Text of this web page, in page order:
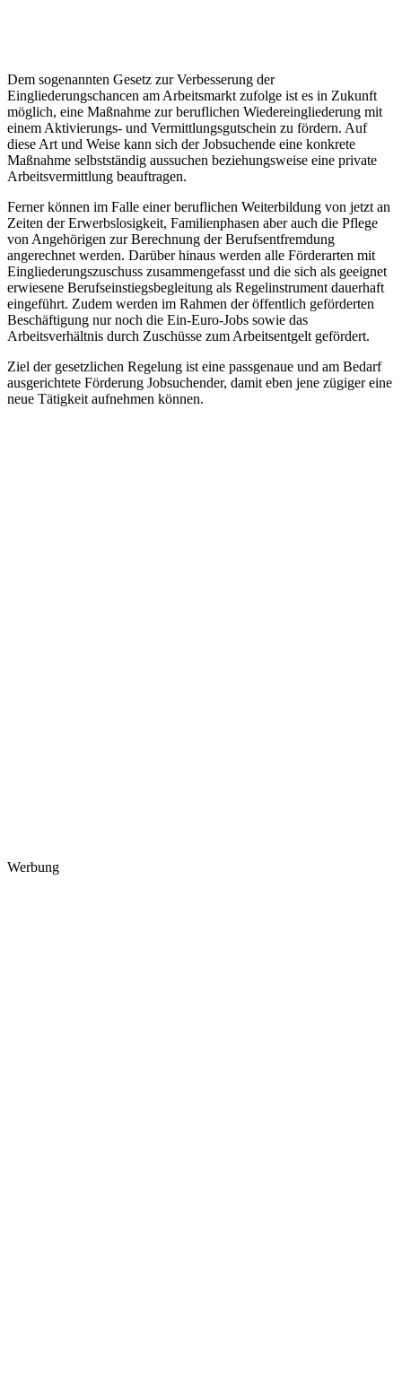
Dem sogenannten Gesetz zur Verbesserung der
Eingliederungschancen am Arbeitsmarkt zufolge ist es in Zukunft
möglich, eine Maßnahme zur beruflichen Wiedereingliederung mit
einem Aktivierungs- und Vermittlungsgutschein zu fördern. Auf
diese Art und Weise kann sich der Jobsuchende eine konkrete
Maßnahme selbstständig aussuchen beziehungsweise eine private
Arbeitsvermittlung beauftragen.
Ferner können im Falle einer beruflichen Weiterbildung von jetzt an
Zeiten der Erwerbslosigkeit, Familienphasen aber auch die Pflege
von Angehörigen zur Berechnung der Berufsentfremdung
angerechnet werden. Darüber hinaus werden alle Förderarten mit
Eingliederungszuschuss zusammengefasst und die sich als geeignet
erwiesene Berufseinstiegsbegleitung als Regelinstrument dauerhaft
eingeführt. Zudem werden im Rahmen der öffentlich geförderten
Beschäftigung nur noch die Ein-Euro-Jobs sowie das
Arbeitsverhältnis durch Zuschüsse zum Arbeitsentgelt gefördert.
Ziel der gesetzlichen Regelung ist eine passgenaue und am Bedarf
ausgerichtete Förderung Jobsuchender, damit eben jene zügiger eine
neue Tätigkeit aufnehmen können.
Werbung